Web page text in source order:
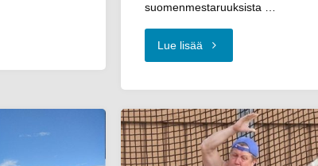
suomenmestaruuksista …
Lue lisää "Kaksi
SAUL:n
SM-